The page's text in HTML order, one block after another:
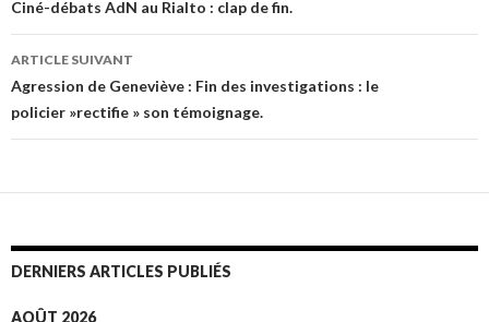
Navigation
des
articles
Ciné-débats AdN au Rialto : clap de fin.
ARTICLE SUIVANT
Agression de Geneviève : Fin des investigations : le
policier »rectifie » son témoignage.
DERNIERS ARTICLES PUBLIÉS
AOÛT 2026